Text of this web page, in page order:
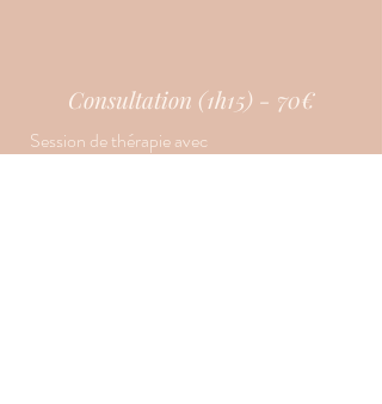
Consultation (1h15) - 70€
Session de thérapie avec